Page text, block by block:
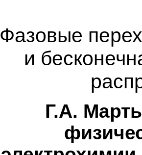
Фазовые
и
Г.А.